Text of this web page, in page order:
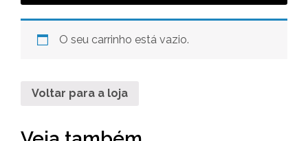
O seu carrinho está vazio.
Voltar para a loja